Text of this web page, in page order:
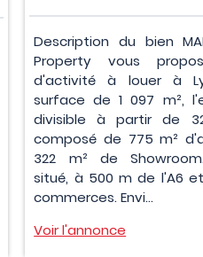
Description du bien
Property vous
d'activité à louer à
surface de 1 097 m²,
divisible à partir de
composé de 775 m²
322 m² de
situé, à 500 m de l'A6
commerces. Envi...
Voir l'annonce